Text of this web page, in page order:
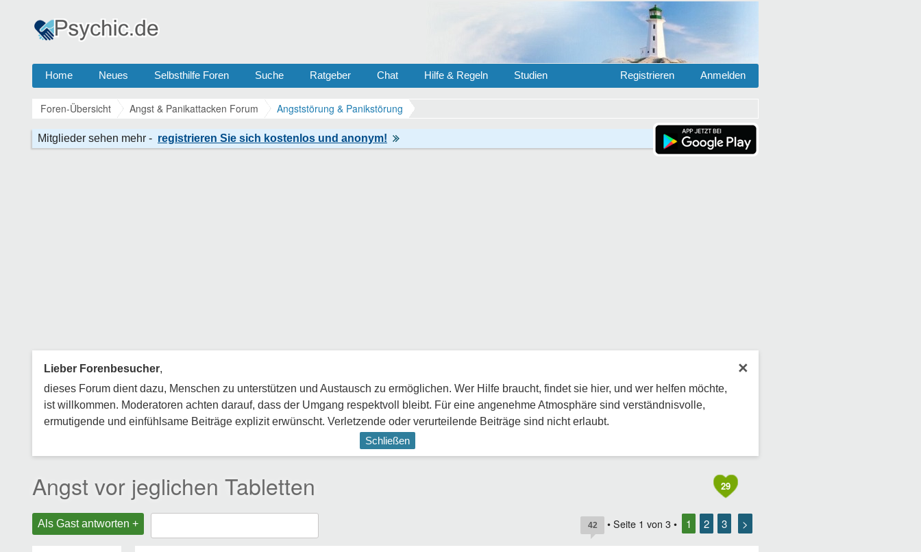
Home Neues Selbsthilfe Foren Suche Ratgeber Chat Hilfe & Regeln Studien Anmelden
Registrieren
Foren-Übersicht Angst & Panikattacken Forum Angststörung & Panikstörung
×
Lieber Forenbesucher,
dieses Forum dient dazu, Menschen zu unterstützen und Austausch zu ermöglichen. Wer Hilfe braucht, findet sie hier, und wer helfen möchte,
ist willkommen. Moderatoren achten darauf, dass der Umgang respektvoll bleibt. Für eine angenehme Atmosphäre sind verständnisvolle,
ermutigende und einfühlsame Beiträge explizit erwünscht. Verletzende oder verurteilende Beiträge sind nicht erlaubt.
Schließen
29
Angst vor jeglichen Tabletten
Als Gast antworten + 42 • Seite 1 von 3 • 1 2 3 >